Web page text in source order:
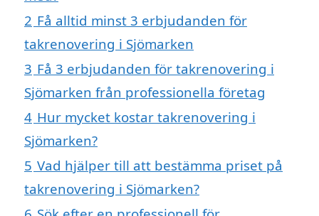
2 Få alltid minst 3 erbjudanden för
takrenovering i Sjömarken
3 Få 3 erbjudanden för takrenovering i
Sjömarken från professionella företag
4 Hur mycket kostar takrenovering i
Sjömarken?
5 Vad hjälper till att bestämma priset på
takrenovering i Sjömarken?